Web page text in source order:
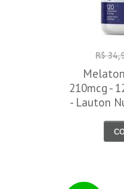
R$
210mcg -
- Lauton